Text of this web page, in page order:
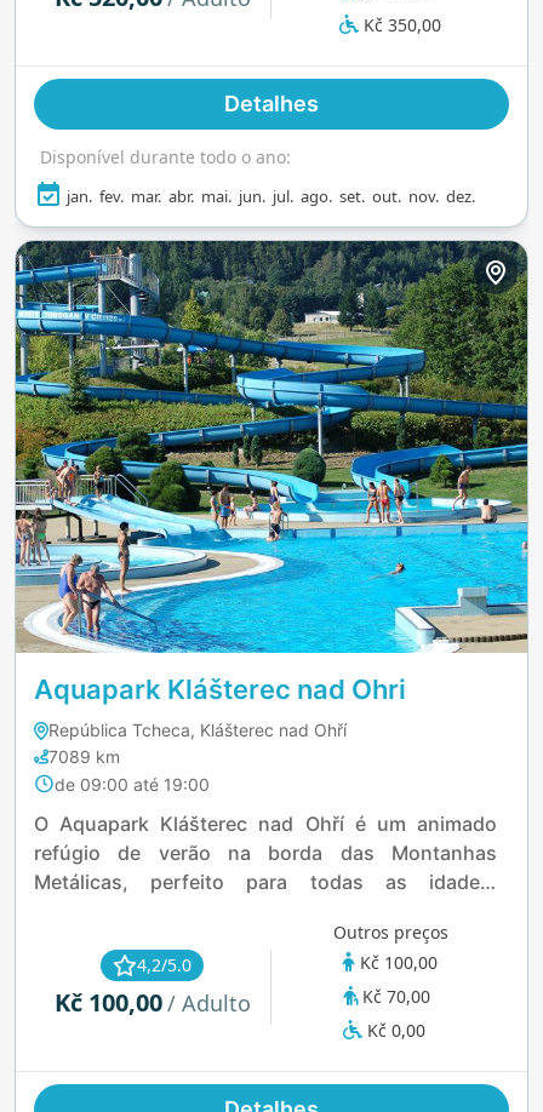
tudo, desde uma piscina de 25 metros e áreas
Aberto diariamente, o parque aquático está
diretamente conectado ao Spa Resort PAWLIK,
ilimitado durante toda a estadia.
Kč 350,00
Detalhes
Disponível durante todo o ano:
jan. fev. mar. abr. mai. jun. jul. ago. set. out. nov. dez.
Aquapark Klášterec nad Ohri
República Tcheca, Klášterec nad Ohří
7089 km
de 09:00 até 19:00
O Aquapark Klášterec nad Ohří é um animado
refúgio de verão na borda das Montanhas
Metálicas, perfeito para todas as idades.
aventure-se em correntes selvagens ou deslize
por tobogãs de até 128 metros de comprimento.
As crianças se divertem em suas próprias áreas
de splash, enquanto os adultos podem relaxar em
vôlei de praia, trampolins e muito mais, é um dia
4,2/5.0
Kč 100,00/ Adulto
Outros preços
Kč 100,00
Kč 70,00
Kč 0,00